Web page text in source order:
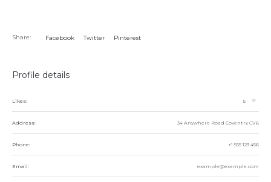
Share: Facebook Twitter Pinterest
Profile details
Likes: 5
Address: 34 Anywhere Road Coventry CV6
Phone: +1 555 123 456
Email: example@example.com